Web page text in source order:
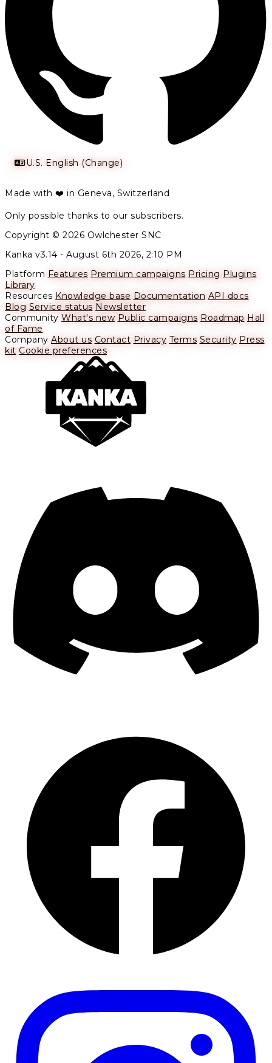
U.S. English (Change)
Made with ❤️ in Geneva, Switzerland
Only possible thanks to our subscribers.
Copyright © 2026 Owlchester SNC
Kanka v3.14 - August 6th 2026, 2:10 PM
Platform Features Premium campaigns Pricing Plugins
Library
Resources Knowledge base Documentation API docs
Blog Service status Newsletter
Community What's new Public campaigns Roadmap Hall
of Fame
Company About us Contact Privacy Terms Security Press
kit Cookie preferences